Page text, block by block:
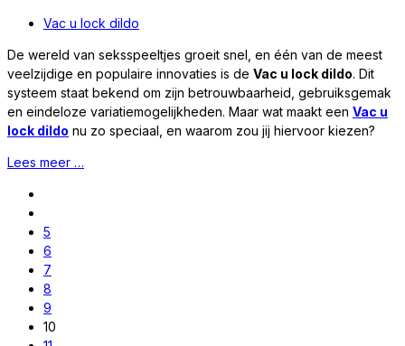
Vac u lock dildo
De wereld van seksspeeltjes groeit snel, en één van de meest
veelzijdige en populaire innovaties is de Vac u lock dildo. Dit
systeem staat bekend om zijn betrouwbaarheid, gebruiksgemak
en eindeloze variatiemogelijkheden. Maar wat maakt een Vac u
lock dildo nu zo speciaal, en waarom zou jij hiervoor kiezen?
Lees meer …
5
6
7
8
9
10